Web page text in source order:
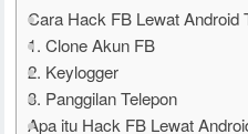
Cara Hack FB Lewat Android
1. Clone Akun FB
2. Keylogger
3. Panggilan Telepon
Apa itu Hack FB Lewat